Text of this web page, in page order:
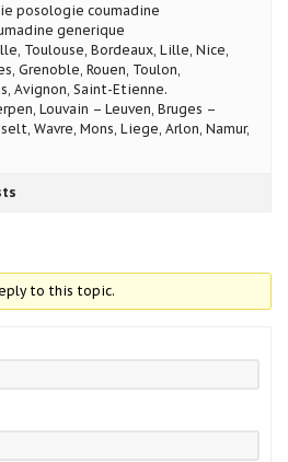
posologie coumadine
generique
Toulouse, Bordeaux, Lille, Nice,
Grenoble, Rouen, Toulon,
Avignon, Saint-Etienne.
Louvain – Leuven, Bruges –
Wavre, Mons, Liege, Arlon, Namur,
to this topic.